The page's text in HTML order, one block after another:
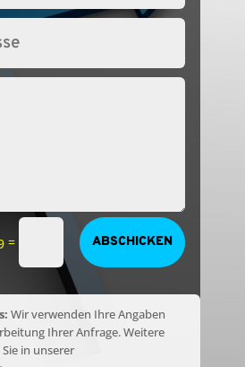
= ABSCHICKEN
Wir verwenden Ihre Angaben
Ihrer Anfrage. Weitere
in unserer